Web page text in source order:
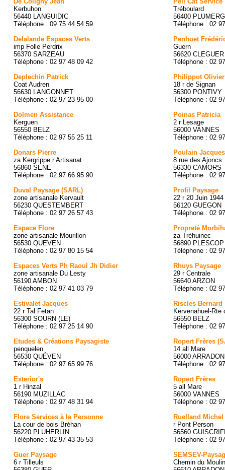
Kerbuhon
56440 LANGUIDIC
Téléphone : 09 75 44 54 59
Delalande Espaces Verts
imp Folle Perdrix
56370 SARZEAU
Téléphone : 02 97 48 09 42
Deplechin Patrick
Coat Audren
56630 LANGONNET
Téléphone : 02 97 23 95 00
Dolmen Assistance
Kerguen
56550 BELZ
Téléphone : 02 97 55 25 11
Donars Pierre
za Kergrippe r Artisanat
56860 SENE
Téléphone : 02 97 66 95 90
Duval Paysage (SARL)
zone artisanale Kervault
56230 QUESTEMBERT
Téléphone : 02 97 26 57 43
Espace Flore
zone artisanale Mourillon
56530 QUEVEN
Téléphone : 02 97 80 15 54
Espaces Verts Ph Raoul Jh Didier
zone artisanale Du Lesty
56190 AMBON
Téléphone : 02 97 41 03 79
Estivalet Jacques
22 r Tal Fetan
56300 SOURN (LE)
Téléphone : 02 97 25 14 90
Etudes & Créations Paysagiste
penquelen
56530 QUÉVEN
Téléphone : 02 97 65 99 76
Exterior's
1 r Hinzal
56190 MUZILLAC
Téléphone : 02 97 48 31 94
Flore Services à la Personne
La cour de bois Bréhan
56220 PLUHERLIN
Téléphone : 02 97 43 35 53
Guer Paysage
6 r Tilleuls
Tréboulard
56400
Téléphone : 02
Penhoet
Guern
56620 CLEGUER
Téléphone : 02
Philippot Olivier
18 r de Signan
56300 PONTIVY
Téléphone : 02
Poinas Patricia
2 r Lesage
56000 VANNES
Téléphone : 02
Poulain Jacques
8 rue des Ajoncs
56330 CAMORS
Téléphone : 02
Profil Paysage
22 r 20 Juin 1944
56120 GUEGON
Téléphone : 02
Propreté
za Tréhuinec
56890 PLESCOP
Téléphone : 02
Rhuys Paysage
29 r Centrale
56640 ARZON
Téléphone : 02
Riscles Bernard
Kervenahuel-Rte
56550 BELZ
Téléphone : 02
Ropert Frères
14 all Mare
56000 ARRADON
Téléphone : 02
Ropert Frères
5 all Mare
56000 VANNES
Téléphone : 02
Ruelland Michel
r Pont Person
56560
Téléphone : 02
SEMSEV-
Chemin du